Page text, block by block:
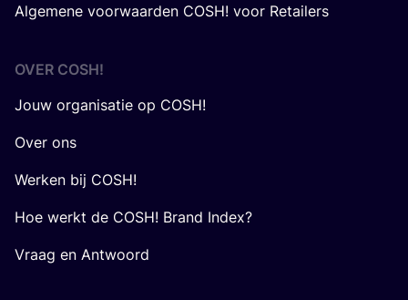
Algemene voorwaarden COSH! voor Retailers
OVER COSH!
Jouw organisatie op COSH!
Over ons
Werken bij COSH!
Hoe werkt de COSH! Brand Index?
Vraag en Antwoord